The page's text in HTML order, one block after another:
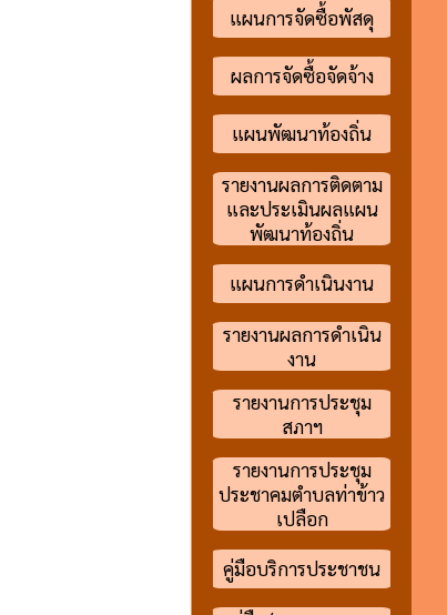
แผนการจัดซื้อพัสดุ
ผลการจัดซื้อจัดจ้าง
แผนพัฒนาท้องถิ่น
รายงานผลการติดตาม
และประเมินผลแผน
พัฒนาท้องถิ่น
แผนการดำเนินงาน
รายงานผลการดำเนิน
งาน
รายงานการประชุม
สภาฯ
รายงานการประชุม
ประชาคมตำบลท่าข้าว
เปลือก
คู่มือบริการประชาชน